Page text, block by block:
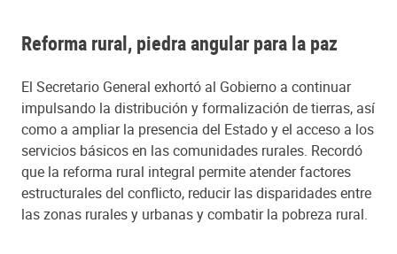
Reforma rural, piedra angular para la paz
El Secretario General exhortó al Gobierno a continuar
impulsando la distribución y formalización de tierras, así
como a ampliar la presencia del Estado y el acceso a los
servicios básicos en las comunidades rurales. Recordó
que la reforma rural integral permite atender factores
estructurales del conflicto, reducir las disparidades entre
las zonas rurales y urbanas y combatir la pobreza rural.